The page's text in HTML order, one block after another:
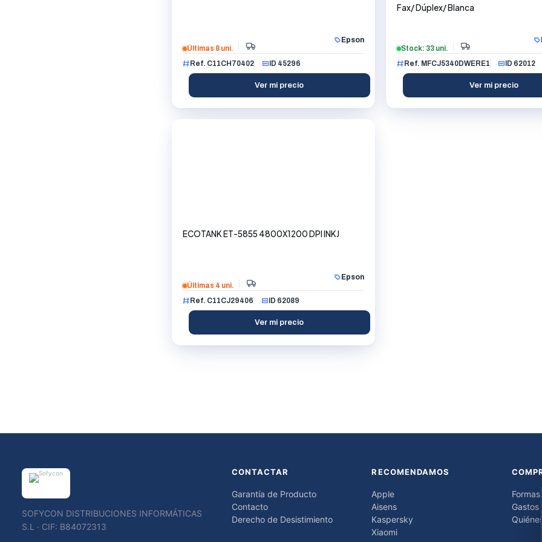
Epson
Últimas 8 uni.
Ref. C11CH70402
ID 45296
Ver mi precio
Fax/ Dúplex/ Blanca
Stock: 33 uni.
Ref. MFCJ5340DWERE1
ID 62012
Ver mi precio
ECOTANK ET-5855 4800X1200 DPI INKJ
Epson
Últimas 4 uni.
Ref. C11CJ29406
ID 62089
Ver mi precio
SOFYCON DISTRIBUCIONES INFORMÁTICAS
S.L · CIF: B84072313
CONTACTAR
Garantía de Producto
Contacto
Derecho de Desistimiento
RECOMENDAMOS
Apple
Aisens
Kaspersky
Xiaomi
Formas
Gastos